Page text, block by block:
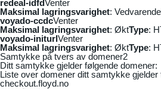
redeal-idfdVenter
Maksimal lagringsvarighet: Vedvarende
voyado-ccdcVenter
Maksimal lagringsvarighet: ØktType:
voyado-initurlVenter
Maksimal lagringsvarighet: ØktType:
Samtykke på tvers av domener2
Ditt samtykke gjelder følgende domener:
Liste over domener ditt samtykke gjelder
checkout.floyd.no